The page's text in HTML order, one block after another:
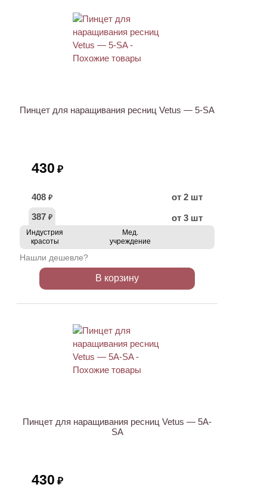
Пинцет для наращивания ресниц Vetus — 5-SA
430 ₽
408 ₽
от 2 шт
387 ₽ от 3 шт
Индустрия
красоты
Мед.
учреждение
Нашли дешевле?
В корзину
Пинцет для наращивания ресниц Vetus — 5A-
SA
430 ₽